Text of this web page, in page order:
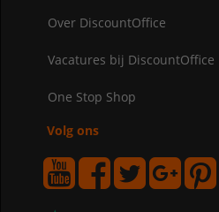
Over DiscountOffice
Vacatures bij DiscountOffice
One Stop Shop
Volg ons